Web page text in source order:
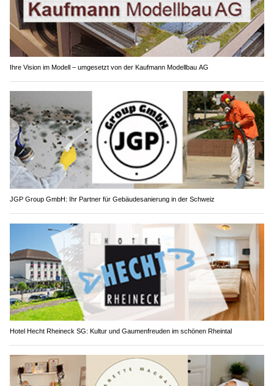
Ihre Vision im Modell – umgesetzt von der Kaufmann Modellbau AG
JGP Group GmbH: Ihr Partner für Gebäudesanierung in der Schweiz
Hotel Hecht Rheineck SG: Kultur und Gaumenfreuden im schönen Rheintal